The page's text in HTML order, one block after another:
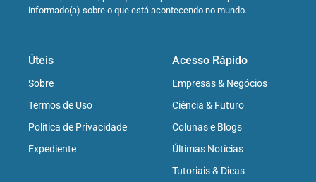
informado(a) sobre o que está acontecendo no mundo.
Úteis
Sobre
Termos de Uso
Política de Privacidade
Expediente
Acesso Rápido
Empresas & Negócios
Ciência & Futuro
Colunas e Blogs
Últimas Notícias
Tutoriais & Dicas